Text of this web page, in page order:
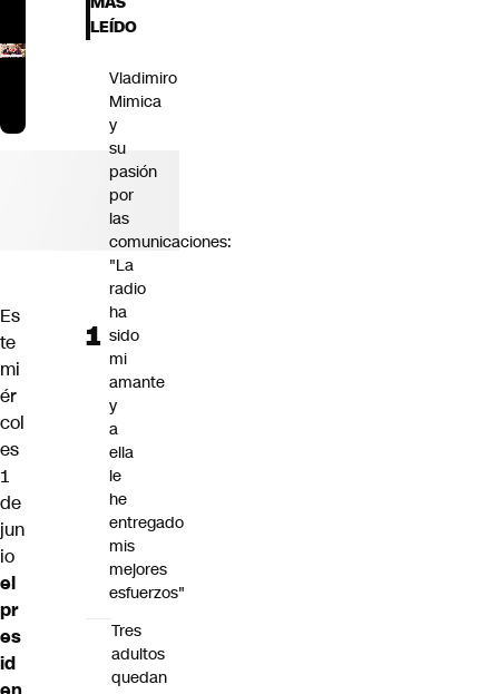
Es
te
mi
ér
col
es
1
de
jun
io
el
pr
es
id
LEÍDO
Vladimiro
Mimica
y
su
pasión
por
las
comunicaciones:
"La
radio
ha
sido
mi
amante
y
a
ella
le
he
entregado
mis
mejores
esfuerzos"
Tres
adultos
quedan